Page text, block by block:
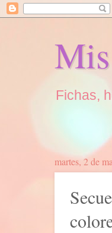
Fichas,
martes, 2 de